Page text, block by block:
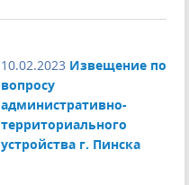
10.02.2023 Извещение по
вопросу
административно-
территориального
устройства г. Пинска